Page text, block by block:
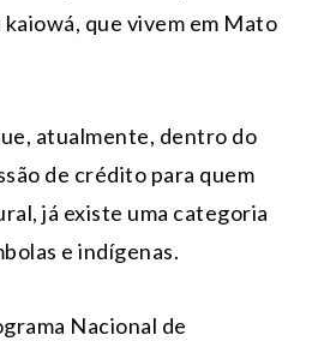
que vivem em Mato
atualmente, dentro do
de crédito para quem
já existe uma categoria
e indígenas.
Nacional de